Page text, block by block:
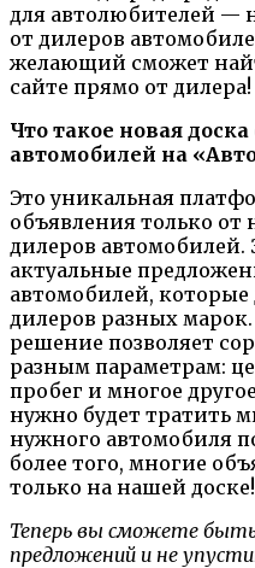
для автолюбителей —
от дилеров
желающий сможет
сайте прямо от дилера!
Что такое новая
автомобилей на
Это уникальная
объявления только
дилеров автомобилей.
актуальные
автомобилей,
дилеров разных
решение позволяет
разным параметрам:
пробег и многое
нужно будет тратить
нужного автомобиля
более того, многие
только на нашей доске!
Теперь вы сможете быть
предложений и не